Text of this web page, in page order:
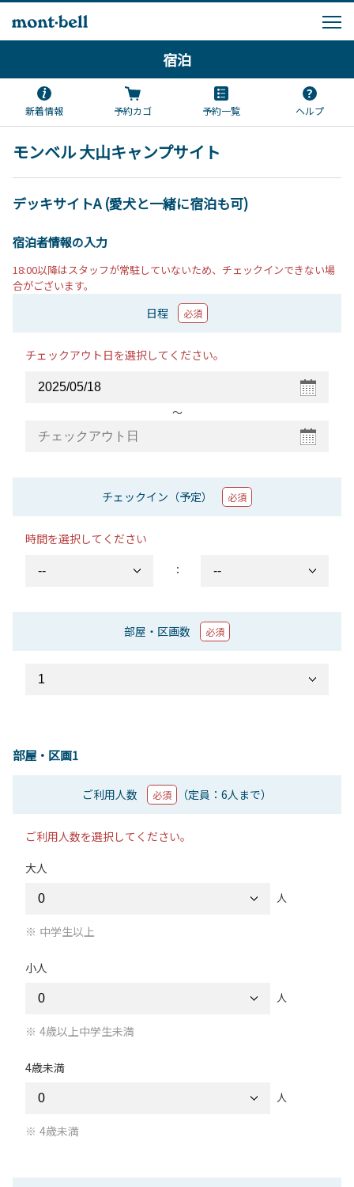
宿泊
新着情報 予約カゴ 予約一覧 ヘルプ
モンベル 大山キャンプサイト
デッキサイトA (愛犬と一緒に宿泊も可)
宿泊者情報の入力
18:00以降はスタッフが常駐していないため、チェックインできない場
合がございます。
日程 必須
チェックアウト日を選択してください。
〜
チェックイン（予定） 必須
時間を選択してください
：
部屋・区画数 必須
部屋・区画1
ご利用人数 必須 （定員：6人まで）
ご利用人数を選択してください。
大人
人
中学生以上
小人
人
4歳以上中学生未満
4歳未満
人
4歳未満